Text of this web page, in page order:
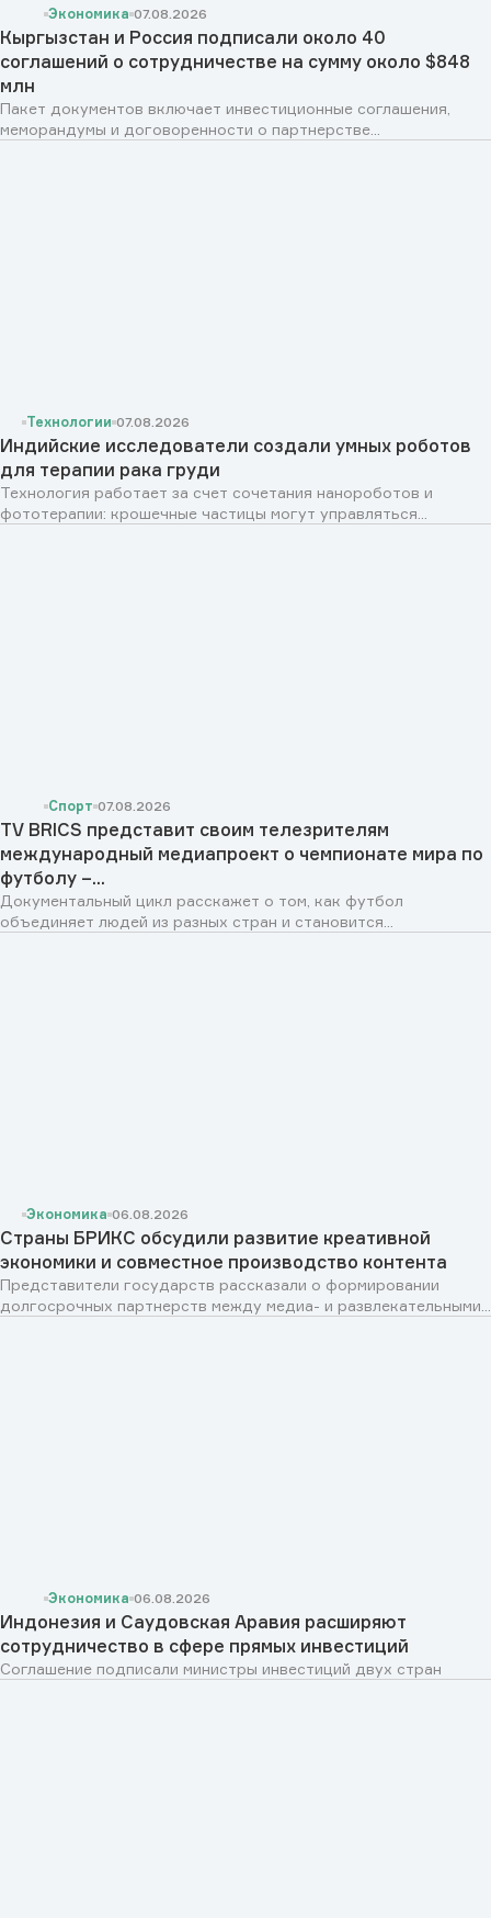
Экономика 07.08.2026
Кыргызстан и Россия подписали около 40
соглашений о сотрудничестве на сумму около $848
млн
Пакет документов включает инвестиционные соглашения,
меморандумы и договоренности о партнерстве...
Технологии 07.08.2026
Индийские исследователи создали умных роботов
для терапии рака груди
Технология работает за счет сочетания нанороботов и
фототерапии: крошечные частицы могут управляться...
Спорт 07.08.2026
TV BRICS представит своим телезрителям
международный медиапроект о чемпионате мира по
футболу –...
Документальный цикл расскажет о том, как футбол
объединяет людей из разных стран и становится...
Экономика 06.08.2026
Страны БРИКС обсудили развитие креативной
экономики и совместное производство контента
Представители государств рассказали о формировании
долгосрочных партнерств между медиа- и развлекательными...
Экономика 06.08.2026
Индонезия и Саудовская Аравия расширяют
сотрудничество в сфере прямых инвестиций
Соглашение подписали министры инвестиций двух стран